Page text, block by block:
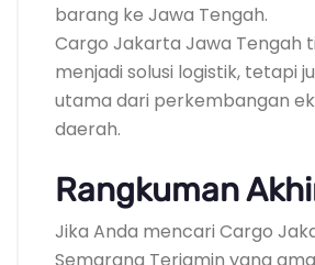
barang ke Jawa Tengah.
Cargo Jakarta Jawa Tengah
menjadi solusi logistik, tetapi
utama dari perkembangan
daerah.
Rangkuman
Jika Anda mencari Cargo
Semarang Terjamin yang